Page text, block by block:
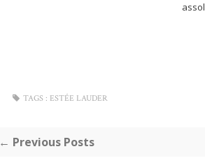
TAGS : ESTÉE LAUDER
← Previous Posts